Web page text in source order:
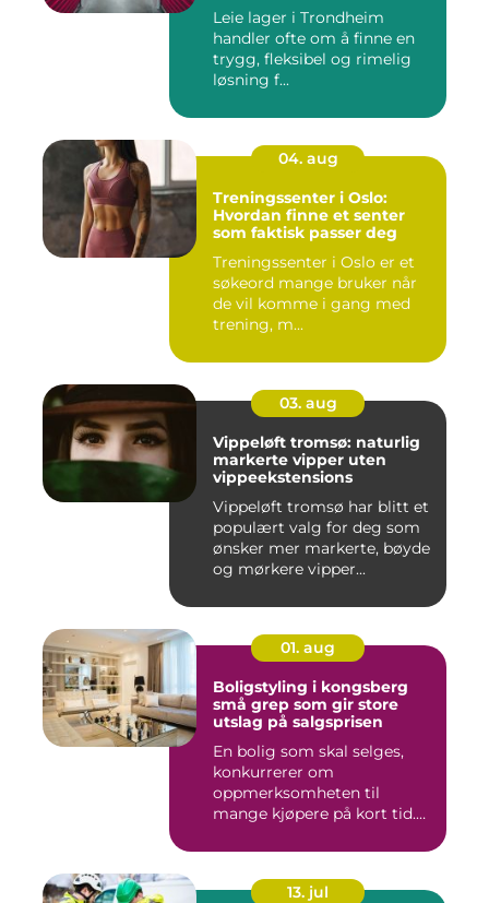
Leie lager i Trondheim
handler ofte om å finne en
trygg, fleksibel og rimelig
løsning f...
04. aug
Treningssenter i Oslo:
Hvordan finne et senter
som faktisk passer deg
Treningssenter i Oslo er et
søkeord mange bruker når
de vil komme i gang med
trening, m...
03. aug
Vippeløft tromsø: naturlig
markerte vipper uten
vippeekstensions
Vippeløft tromsø har blitt et
populært valg for deg som
ønsker mer markerte, bøyde
og mørkere vipper...
01. aug
Boligstyling i kongsberg
små grep som gir store
utslag på salgsprisen
En bolig som skal selges,
konkurrerer om
oppmerksomheten til
mange kjøpere på kort tid.
13. jul